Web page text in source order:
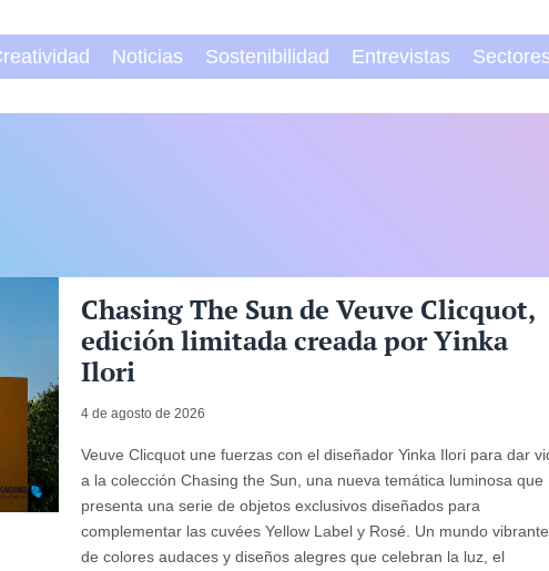
Noticias Sostenibilidad Entrevistas
Chasing The Sun de Veuve Clicquot,
edición limitada creada por Yinka
Ilori
4 de agosto de 2026
Veuve Clicquot une fuerzas con el diseñador Yinka Ilori para dar
a la colección Chasing the Sun, una nueva temática luminosa que
presenta una serie de objetos exclusivos diseñados para
complementar las cuvées Yellow Label y Rosé. Un mundo vibrante
de colores audaces y diseños alegres que celebran la luz, el